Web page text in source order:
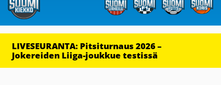
LIVESEURANTA: Pitsiturnaus 2026 –
Jokereiden Liiga-joukkue testissä